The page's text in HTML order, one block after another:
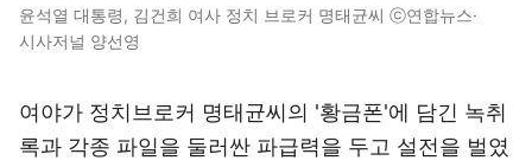
윤석열 대통령, 김건희 여사 정치 브로커 명태균씨 ⓒ연합뉴스·
시사저널 양선영
여야가 정치브로커 명태균씨의 '황금폰'에 담긴 녹취
록과 각종 파일을 둘러싼 파급력을 두고 설전을 벌였